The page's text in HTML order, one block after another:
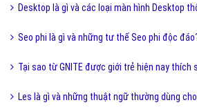
Desktop là gì và các loại màn hình Desktop
Seo phi là gì và những tư thế Seo phi độc
Tại sao từ GNITE được giới trẻ hiện nay thích
Les là gì và những thuật ngữ thường dùng